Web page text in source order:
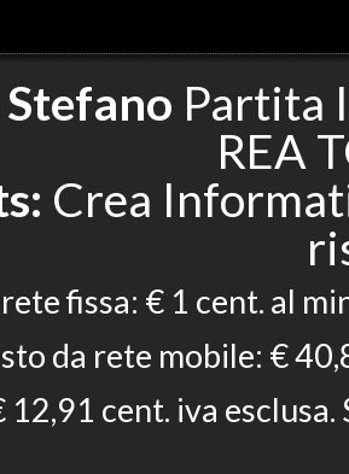
Stefano Partita
REA
Crea
fissa: € 1 cent. al
da rete mobile: €
12,91 cent. iva